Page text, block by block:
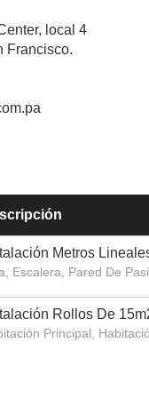
local 4
Francisco.
Metros
Escalera, Pared De
Rollos De
Principal,